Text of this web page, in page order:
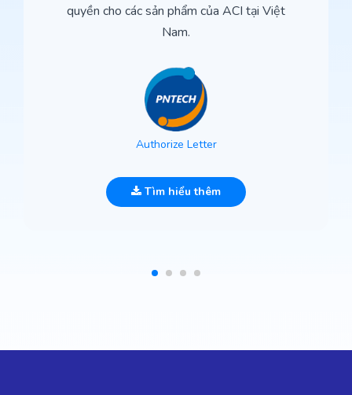
quyền cho các sản phẩm của ACI tại Việt
Nam.
Authorize Letter
Tìm hiểu thêm